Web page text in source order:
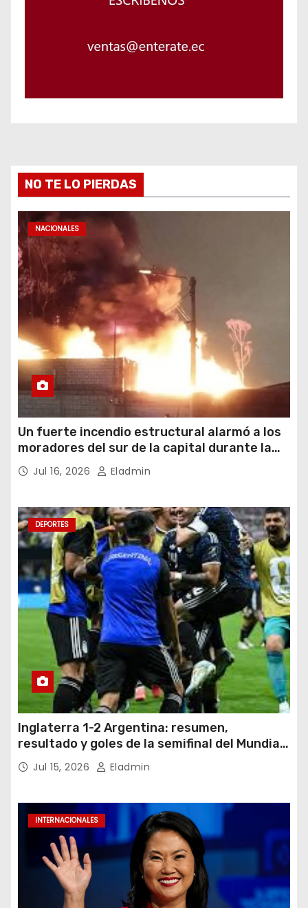
NO TE LO PIERDAS
NACIONALES
Un fuerte incendio estructural alarmó a los
moradores del sur de la capital durante la
noche del miércoles 15 de julio de 2026
Jul 16, 2026 Eladmin
DEPORTES
Inglaterra 1-2 Argentina: resumen,
resultado y goles de la semifinal del Mundial
2026Jul 15, 2026 Eladmin
INTERNACIONALES